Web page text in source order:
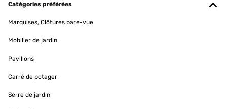
Catégories préférées
Marquises, Clôtures pare-vue
Mobilier de jardin
Pavillons
Carré de potager
Serre de jardin